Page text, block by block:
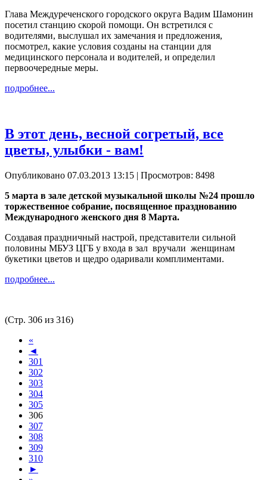
Глава Междуреченского городского округа Вадим Шамонин
посетил станцию скорой помощи. Он встретился с
водителями, выслушал их замечания и предложения,
посмотрел, какие условия созданы на станции для
медицинского персонала и водителей, и определил
первоочередные меры.
подробнее...
В этот день, весной согретый, все
цветы, улыбки - вам!
Опубликовано 07.03.2013 13:15 | Просмотров: 8498
5 марта в зале детской музыкальной школы №24 прошло
торжественное собрание, посвященное празднованию
Международного женского дня 8 Марта.
Создавая праздничный настрой, представители сильной
половины МБУЗ ЦГБ у входа в зал вручали женщинам
букетики цветов и щедро одаривали комплиментами.
подробнее...
(Стр. 306 из 316)
«
◄
301
302
303
304
305
306
307
308
309
310
►